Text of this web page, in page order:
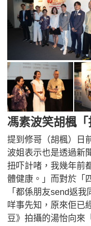
馮素波笑胡楓「
提到修哥（胡楓）日
波姐表示也是透過新
扭吓計啫，我幾年前
體健康。」而對於「
「都係朋友send返
咩事先知，原來佢已
豆》拍攝的湯怡向來